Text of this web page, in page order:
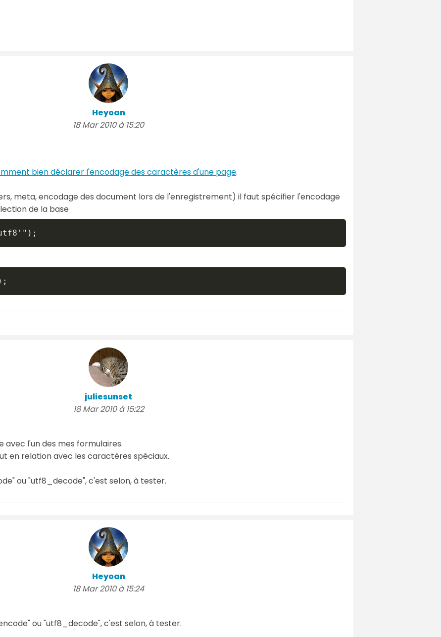
Heyoan
18 Mar 2010 à 15:20
bien déclarer l'encodage des caractères d'une page.
meta, encodage des document lors de l'enregistrement) il faut spécifier l'encodage
de la base
'utf8'");
juliesunset
18 Mar 2010 à 15:22
avec l'un des mes formulaires.
en relation avec les caractères spéciaux.
ou "utf8_decode", c'est selon, à tester.
Heyoan
18 Mar 2010 à 15:24
ou "utf8_decode", c'est selon, à tester.